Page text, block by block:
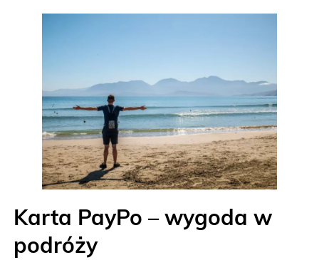
Karta PayPo – wygoda w
podróży